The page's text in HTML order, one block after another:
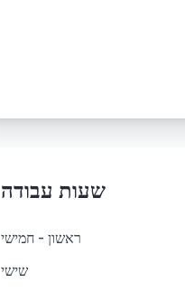
שעות עבודה
ראשון - חמישי
שישי